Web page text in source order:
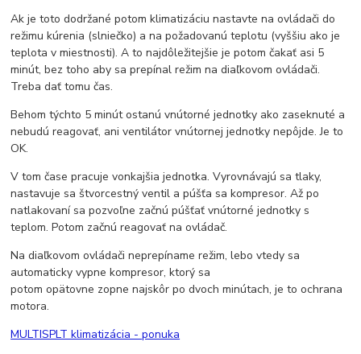
Ak je toto dodržané potom klimatizáciu nastavte na ovládači do
režimu kúrenia (slniečko) a na požadovanú teplotu (vyššiu ako je
teplota v miestnosti). A to najdôležitejšie je potom čakať asi 5
minút, bez toho aby sa prepínal režim na diaľkovom ovládači.
Treba dať tomu čas.
Behom týchto 5 minút ostanú vnútorné jednotky ako zaseknuté a
nebudú reagovať, ani ventilátor vnútornej jednotky nepôjde. Je to
OK.
V tom čase pracuje vonkajšia jednotka. Vyrovnávajú sa tlaky,
nastavuje sa štvorcestný ventil a púšťa sa kompresor. Až po
natlakovaní sa pozvoľne začnú púšťať vnútorné jednotky s
teplom. Potom začnú reagovať na ovládač.
Na diaľkovom ovládači neprepíname režim, lebo vtedy sa
automaticky vypne kompresor, ktorý sa
potom opätovne zopne najskôr po dvoch minútach, je to ochrana
motora.
MULTISPLT klimatizácia - ponuka